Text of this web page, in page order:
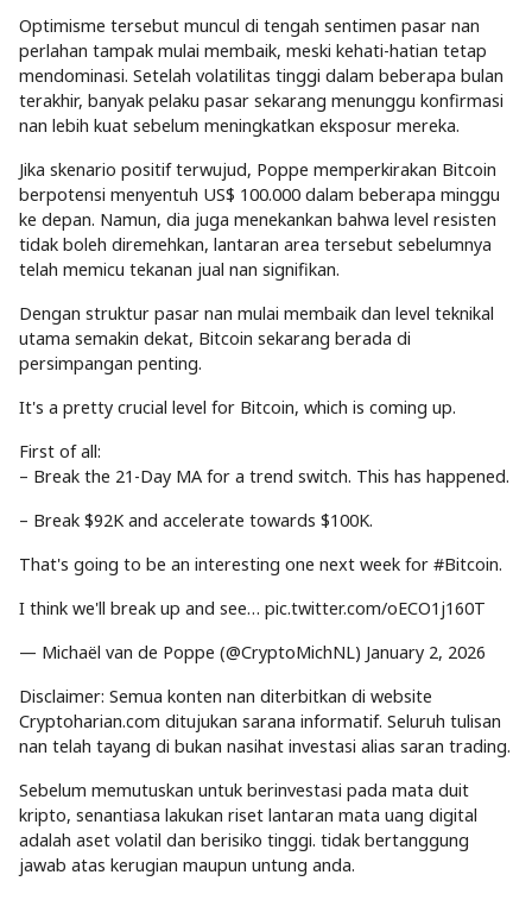
Optimisme tersebut muncul di tengah sentimen pasar nan
perlahan tampak mulai membaik, meski kehati-hatian tetap
mendominasi. Setelah volatilitas tinggi dalam beberapa bulan
terakhir, banyak pelaku pasar sekarang menunggu konfirmasi
nan lebih kuat sebelum meningkatkan eksposur mereka.
Jika skenario positif terwujud, Poppe memperkirakan Bitcoin
berpotensi menyentuh US$ 100.000 dalam beberapa minggu
ke depan. Namun, dia juga menekankan bahwa level resisten
tidak boleh diremehkan, lantaran area tersebut sebelumnya
telah memicu tekanan jual nan signifikan.
Dengan struktur pasar nan mulai membaik dan level teknikal
utama semakin dekat, Bitcoin sekarang berada di
persimpangan penting.
It's a pretty crucial level for Bitcoin, which is coming up.
First of all:
– Break the 21-Day MA for a trend switch. This has happened.
– Break $92K and accelerate towards $100K.
That's going to be an interesting one next week for #Bitcoin.
I think we'll break up and see… pic.twitter.com/oECO1j160T
— Michaël van de Poppe (@CryptoMichNL) January 2, 2026
Disclaimer: Semua konten nan diterbitkan di website
Cryptoharian.com ditujukan sarana informatif. Seluruh tulisan
nan telah tayang di bukan nasihat investasi alias saran trading.
Sebelum memutuskan untuk berinvestasi pada mata duit
kripto, senantiasa lakukan riset lantaran mata uang digital
adalah aset volatil dan berisiko tinggi. tidak bertanggung
jawab atas kerugian maupun untung anda.